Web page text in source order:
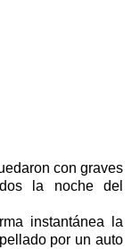
con graves
la noche del
instantánea la
por un auto